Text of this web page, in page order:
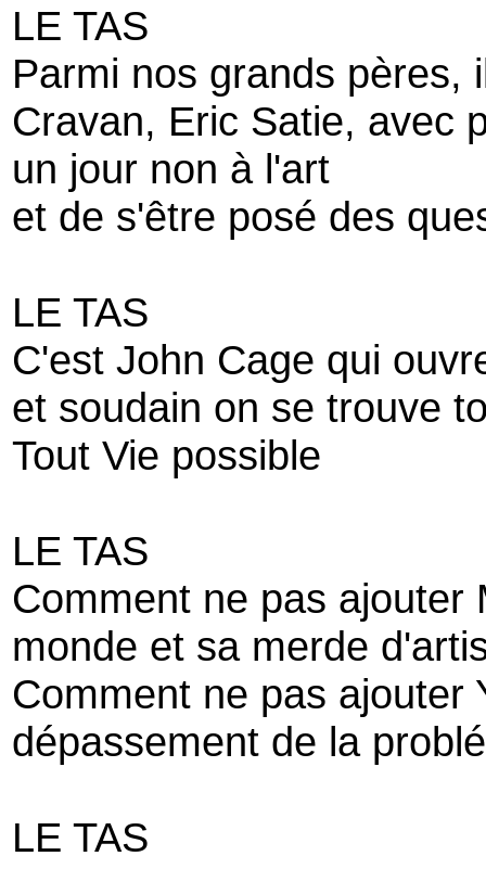
LE TAS
Parmi nos grands pères,
Cravan, Eric Satie, avec
un jour non à l'art
et de s'être posé des
LE TAS
C'est John Cage qui
et soudain on se trouve
Tout Vie possible
LE TAS
Comment ne pas ajouter
monde et sa merde
Comment ne pas ajouter
dépassement de la
LE TAS